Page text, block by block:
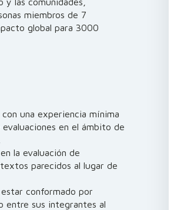
miembros de 7
global para 3000
una experiencia mínima
en el ámbito de
la evaluación de
parecidos al lugar de
conformado por
entre sus integrantes al